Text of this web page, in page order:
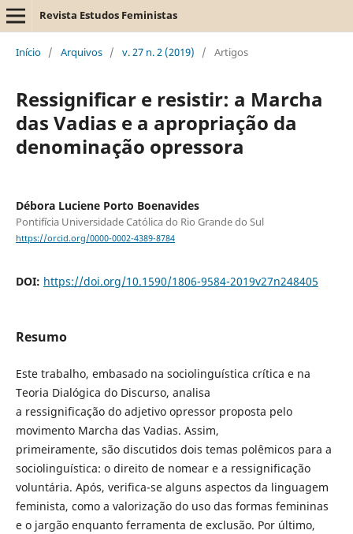
Revista Estudos Feministas
Início / Arquivos / v. 27 n. 2 (2019) / Artigos
Ressignificar e resistir: a Marcha
das Vadias e a apropriação da
denominação opressora
Débora Luciene Porto Boenavides
Pontifícia Universidade Católica do Rio Grande do Sul
https://orcid.org/0000-0002-4389-8784
DOI: https://doi.org/10.1590/1806-9584-2019v27n248405
Resumo
Este trabalho, embasado na sociolinguística crítica e na
Teoria Dialógica do Discurso, analisa
a ressignificação do adjetivo opressor proposta pelo
movimento Marcha das Vadias. Assim,
primeiramente, são discutidos dois temas polêmicos para a
sociolinguística: o direito de nomear e a ressignificação
voluntária. Após, verifica-se alguns aspectos da linguagem
feminista, como a valorização do uso das formas femininas
e o jargão enquanto ferramenta de exclusão. Por último,